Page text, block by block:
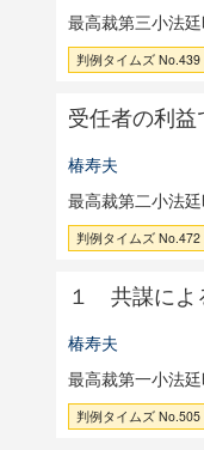
最高裁第三小法
判例タイムズ No.439
受任者の利
椿寿夫
最高裁第二小法
判例タイムズ No.472
１ 共謀によ
椿寿夫
最高裁第一小法
判例タイムズ No.505